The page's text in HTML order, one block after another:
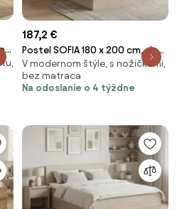
187,2 €
Postel SOFIA 180 x 200 cm, dub
sonoma Rošt: S latkovým
roštom, Matrac: Bez matraca
V modernom štýle, s nožičkami,
bez matraca
Na odoslanie o 4 týždne